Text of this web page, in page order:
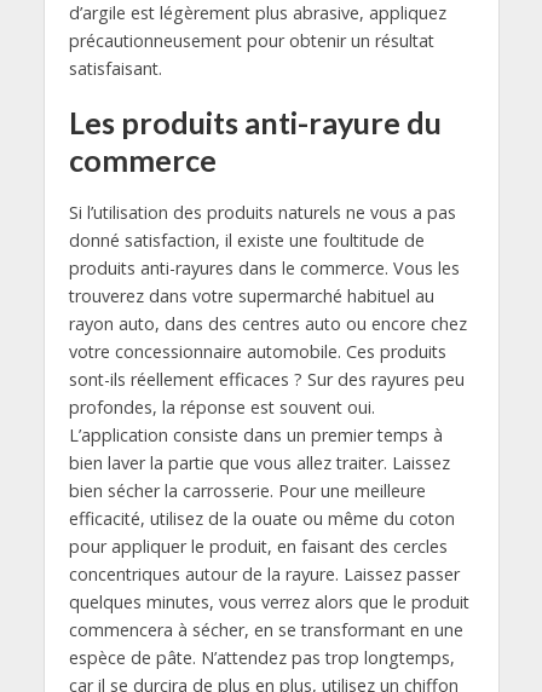
d’argile est légèrement plus abrasive, appliquez
précautionneusement pour obtenir un résultat
satisfaisant.
Les produits anti-rayure du
commerce
Si l’utilisation des produits naturels ne vous a pas
donné satisfaction, il existe une foultitude de
produits anti-rayures dans le commerce. Vous les
trouverez dans votre supermarché habituel au
rayon auto, dans des centres auto ou encore chez
votre concessionnaire automobile. Ces produits
sont-ils réellement efficaces ? Sur des rayures peu
profondes, la réponse est souvent oui.
L’application consiste dans un premier temps à
bien laver la partie que vous allez traiter. Laissez
bien sécher la carrosserie. Pour une meilleure
efficacité, utilisez de la ouate ou même du coton
pour appliquer le produit, en faisant des cercles
concentriques autour de la rayure. Laissez passer
quelques minutes, vous verrez alors que le produit
commencera à sécher, en se transformant en une
espèce de pâte. N’attendez pas trop longtemps,
car il se durcira de plus en plus, utilisez un chiffon